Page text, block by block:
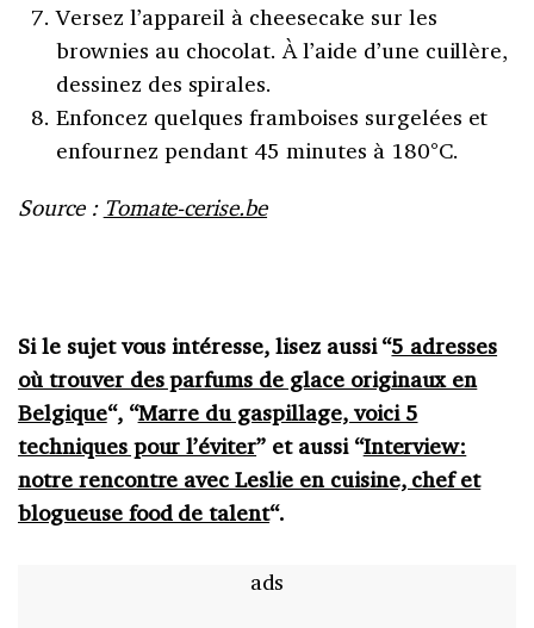
Versez l’appareil à cheesecake sur les
brownies au chocolat. À l’aide d’une cuillère,
dessinez des spirales.
Enfoncez quelques framboises surgelées et
enfournez pendant 45 minutes à 180°C.
Source : Tomate-cerise.be
Si le sujet vous intéresse, lisez aussi “5 adresses
où trouver des parfums de glace originaux en
Belgique“, “Marre du gaspillage, voici 5
techniques pour l’éviter” et aussi “Interview:
notre rencontre avec Leslie en cuisine, chef et
blogueuse food de talent“.
ads